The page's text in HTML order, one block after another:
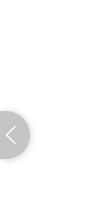
Pored toga,
"Imamo
se odražava na
kovid-19 krize
nakon čega je
Vasić
Ključni problem